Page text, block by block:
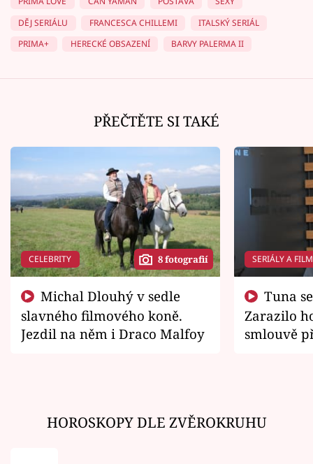
DĚJ SERIÁLU
FRANCESCA CHILLEMI
ITALSKÝ SERIÁL
PRIMA+
HERECKÉ OBSAZENÍ BARVY PALERMA II
PŘEČTĚTE SI TAKÉ
CELEBRITY 8 fotografií
slavného filmového koně.
Jezdil na něm i Draco Malfoy
SERIÁLY A
Zarazilo
smlouvě
HOROSKOPY DLE ZVĚROKRUHU